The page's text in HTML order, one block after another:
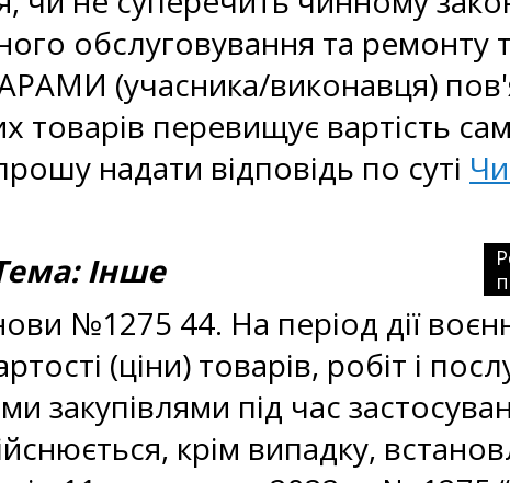
обслуговування та ремонту
(учасника/виконавця)
товарів перевищує вартість
надати відповідь по суті
Інше
№1275 44. На період дії
(ціни) товарів, робіт і
закупівлями під час
крім випадку,